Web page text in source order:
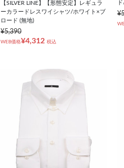
【SILVER LINE】【形態安定】レギュラ
ーカラードレスワイシャツ/ホワイト×ブ
ロード (無地)
¥5,390
WEB価格¥4,312 税込